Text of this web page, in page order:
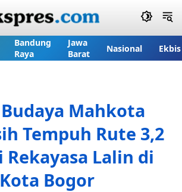
Bandung
Raya
Jawa
Barat
Nasional Ekbis
Mahkota
Tempuh Rute 3,2
Rekayasa Lalin di
Kota Bogor